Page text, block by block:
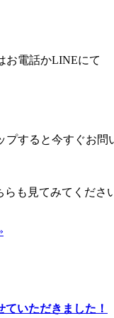
お電話かLINEにて
すると今すぐお問
も見てみてくださ
いただきました！